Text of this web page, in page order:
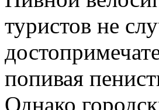
туристов не
попивая
Однако